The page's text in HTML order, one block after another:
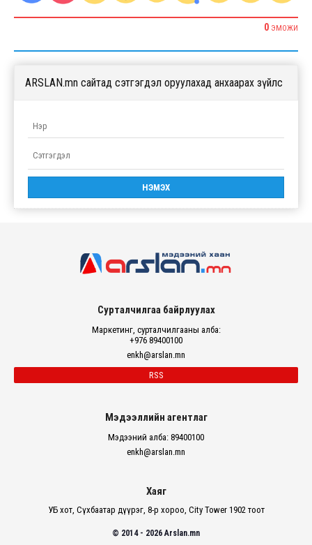
0 ЭМОЖИ
ARSLAN.mn сайтад сэтгэгдэл оруулахад анхаарах зүйлс
Сурталчилгаа байрлуулах
Маркетинг, сурталчилгааны алба:
+976 89400100
enkh@arslan.mn
RSS
Мэдээллийн агентлаг
Мэдээний алба: 89400100
enkh@arslan.mn
Хаяг
УБ хот, Сүхбаатар дүүрэг, 8-р хороо, City Tower 1902 тоот
© 2014 - 2026 Arslan.mn